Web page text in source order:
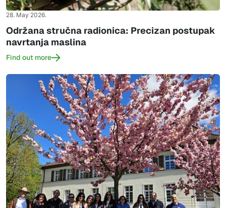
28. May 2026.
Održana stručna radionica: Precizan postupak
navrtanja maslina
Find out more